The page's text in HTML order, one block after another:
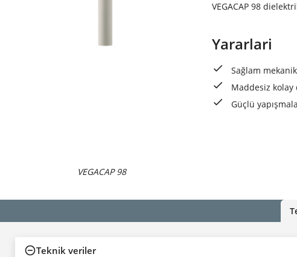
VEGACAP 98
VEGACAP 98
Yararlari
Sağlam
Maddesiz kolay
Güçlü
Teknik veriler